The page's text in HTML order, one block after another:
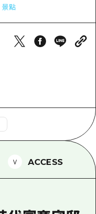
景點
ACCESS